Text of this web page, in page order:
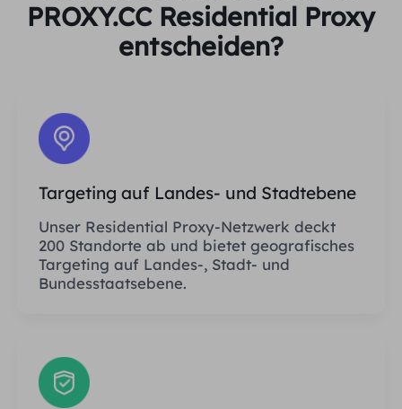
PROXY.CC Residential Proxy
entscheiden?
Targeting auf Landes- und Stadtebene
Unser Residential Proxy-Netzwerk deckt
200 Standorte ab und bietet geografisches
Targeting auf Landes-, Stadt- und
Bundesstaatsebene.